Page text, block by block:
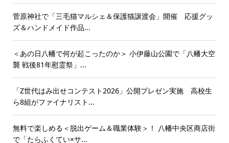
菅原神社で「三毛猫マルシェ＆保護猫譲渡会」開催 応援グッ
ズ＆ハンドメイド作品...
＜あの日八幡で何が起こったのか＞ 小伊藤山公園で「八幡大空
襲 戦後81年慰霊祭」...
「Z世代はみ出せコンテスト2026」公開プレゼン実施 高校生
ら8組がファイナリスト...
無料で楽しめる＜脱出ゲーム＆職業体験＞！ 八幡中央区商店街
で「たらふくてい×サ...